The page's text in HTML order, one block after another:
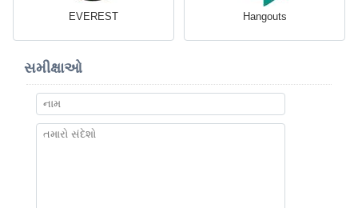
EVEREST Hangouts
સમીક્ષાઓ